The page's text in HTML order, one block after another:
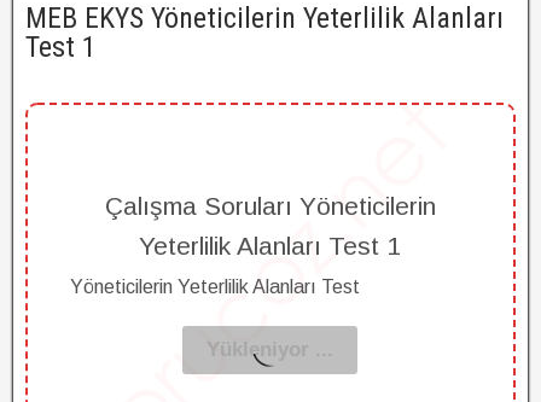
MEB EKYS Yöneticilerin Yeterlilik Alanları
Test 1
Çalışma Soruları Yöneticilerin
Yeterlilik Alanları Test 1
Yöneticilerin Yeterlilik Alanları Test